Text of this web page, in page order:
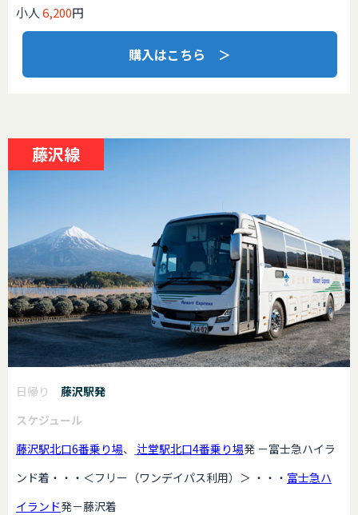
小人6,200円
購入はこちら ＞
藤沢線
日帰り
藤沢駅発
スケジュール
藤沢駅北口6番乗り場、 辻堂駅北口4番乗り場発 －富士急ハイラ
ンド着・・・＜フリー（ワンデイパス利用）＞ ・・・ 富士急ハ
イランド発－藤沢着